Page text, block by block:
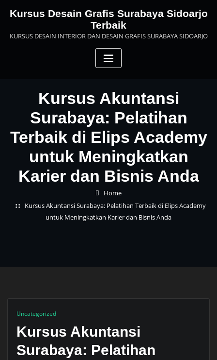
Kursus Desain Grafis Surabaya Sidoarjo
Terbaik
KURSUS DESAIN INTERIOR DAN DESAIN GRAFIS SURABAYA SIDOARJO
Kursus Akuntansi
Surabaya: Pelatihan
Terbaik di Elips Academy
untuk Meningkatkan
Karier dan Bisnis Anda
Home
Kursus Akuntansi Surabaya: Pelatihan Terbaik di Elips Academy
untuk Meningkatkan Karier dan Bisnis Anda
Uncategorized
Kursus Akuntansi
Surabaya: Pelatihan